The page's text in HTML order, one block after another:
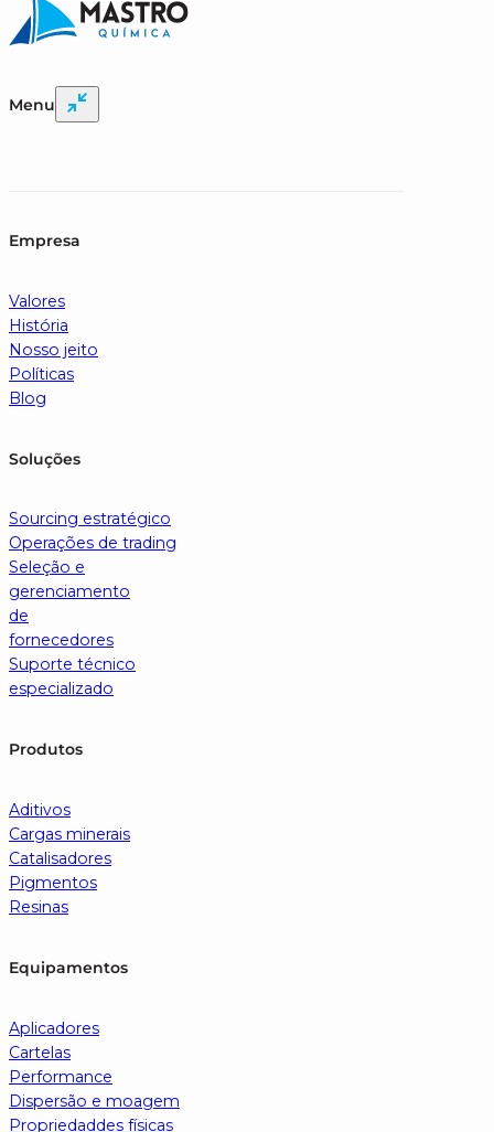
Menu
Empresa
Valores
História
Nosso jeito
Políticas
Blog
Soluções
Sourcing estratégico
Operações de trading
Seleção e
gerenciamento
de
fornecedores
Suporte técnico
especializado
Produtos
Aditivos
Cargas minerais
Catalisadores
Pigmentos
Resinas
Equipamentos
Aplicadores
Cartelas
Performance
Dispersão e moagem
Propriedaddes físicas